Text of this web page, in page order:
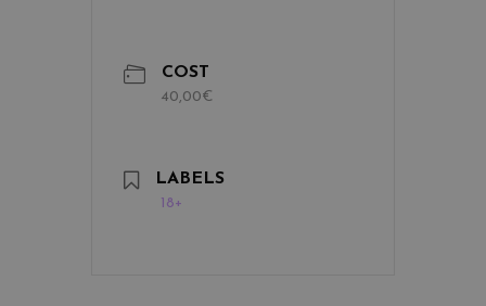
COST
40,00€
LABELS
18+